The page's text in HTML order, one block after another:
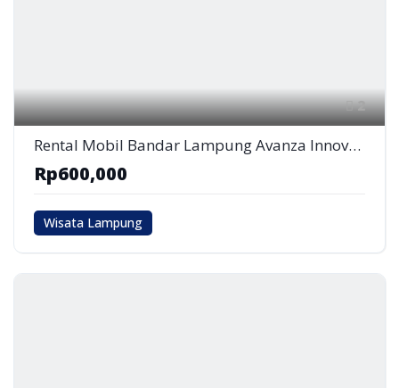
2
Rental Mobil Bandar Lampung Avanza Innova Hiace Elf
Rp600,000
Wisata Lampung